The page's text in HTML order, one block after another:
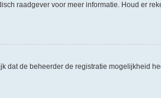
raadgever voor meer informatie. Houd er
de beheerder de registratie mogelijkheid